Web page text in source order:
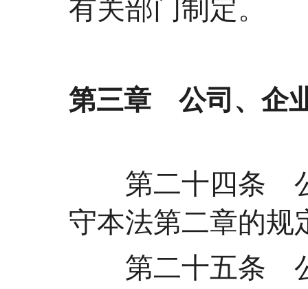
有关部门制定。
第三章 公司、企
第二十四条 公
守本法第二章的规
第二十五条 公